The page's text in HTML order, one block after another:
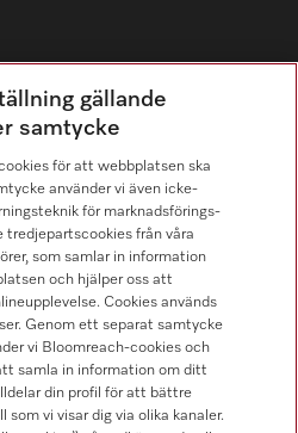
gällande
samtycke
för att webbplatsen ska
använder vi även icke-
för marknadsförings-
tredjepartscookies från våra
som samlar in information
och hjälper oss att
Cookies används
Genom ett separat samtycke
vi Bloomreach-cookies och
samla in information om ditt
din profil för att bättre
som vi visar dig via olika kanaler.